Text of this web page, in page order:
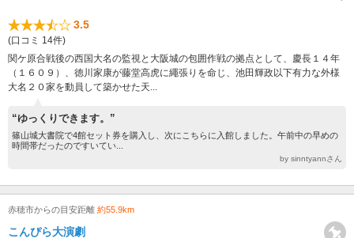
3.5
(口コミ 14件)
関ケ原合戦後の西国大名の監視と大阪城の包囲作戦の拠点として、慶長１４年
（１６０９）、徳川家康が藤堂高虎に繩張りを命じ、池田輝政以下有力な外様
大名２０家を動員して築かせた天...
“ゆっくりできます。”
篠山城大書院で4館セット券を購入し、次にこちらに入館しました。午前中の早めの
時間帯だったのですいてい...
by sinntyannさん
赤穂市からの目安距離 約55.9km
こんぴら大演劇